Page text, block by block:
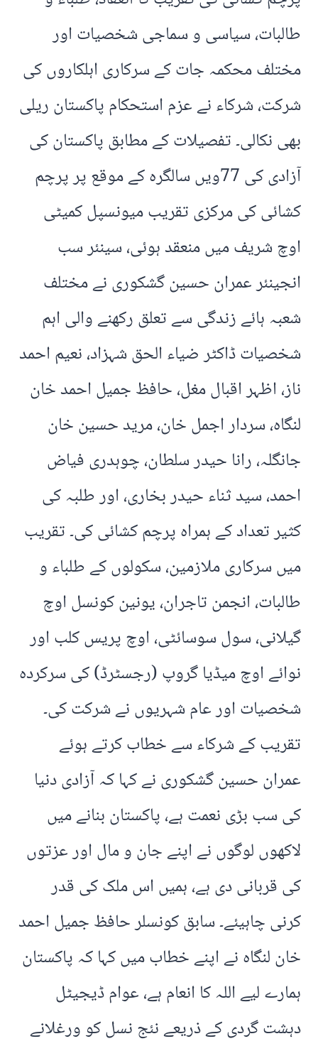
طالبات، سیاسی و سماجی شخصیات اور
مختلف محکمہ جات کے سرکاری اہلکاروں کی
شرکت، شرکاء نے عزم استحکام پاکستان ریلی
بھی نکالی۔ تفصیلات کے مطابق پاکستان کی
آزادی کی 77ویں سالگرہ کے موقع پر پرچم
کشائی کی مرکزی تقریب میونسپل کمیٹی
اوچ شریف میں منعقد ہوئی، سینئر سب
انجینئر عمران حسین گشکوری نے مختلف
شعبہ ہائے زندگی سے تعلق رکھنے والی اہم
شخصیات ڈاکٹر ضیاء الحق شہزاد، نعیم احمد
ناز، اظہر اقبال مغل، حافظ جمیل احمد خان
لنگاہ، سردار اجمل خان، مرید حسین خان
جانگلہ، رانا حیدر سلطان، چوہدری فیاض
احمد، سید ثناء حیدر بخاری، اور طلبہ کی
کثیر تعداد کے ہمراہ پرچم کشائی کی۔ تقریب
میں سرکاری ملازمین، سکولوں کے طلباء و
طالبات، انجمن تاجران، یونین کونسل اوچ
گیلانی، سول سوسائٹی، اوچ پریس کلب اور
نوائے اوچ میڈیا گروپ (رجسٹرڈ) کی سرکردہ
شخصیات اور عام شہریوں نے شرکت کی۔
تقریب کے شرکاء سے خطاب کرتے ہوئے
عمران حسین گشکوری نے کہا کہ آزادی دنیا
کی سب بڑی نعمت ہے، پاکستان بنانے میں
لاکھوں لوگوں نے اپنے جان و مال اور عزتوں
کی قربانی دی ہے، ہمیں اس ملک کی قدر
کرنی چاہیئے۔ سابق کونسلر حافظ جمیل احمد
خان لنگاہ نے اپنے خطاب میں کہا کہ پاکستان
ہمارے لیے اللہ کا انعام ہے، عوام ڈیجیٹل
دہشت گردی کے ذریعے نئج نسل کو ورغلانے